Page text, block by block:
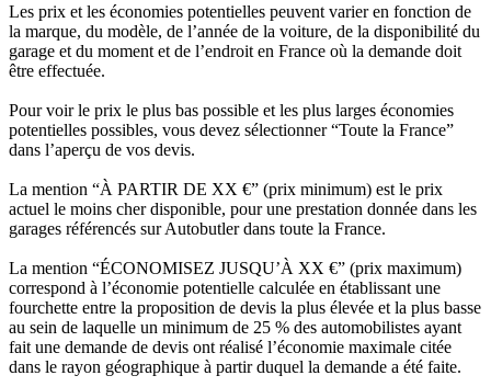
Les prix et les économies potentielles peuvent varier en fonction de
la marque, du modèle, de l’année de la voiture, de la disponibilité du
garage et du moment et de l’endroit en France où la demande doit
être effectuée.
Pour voir le prix le plus bas possible et les plus larges économies
potentielles possibles, vous devez sélectionner “Toute la France”
dans l’aperçu de vos devis.
La mention “À PARTIR DE XX €” (prix minimum) est le prix
actuel le moins cher disponible, pour une prestation donnée dans les
garages référencés sur Autobutler dans toute la France.
La mention “ÉCONOMISEZ JUSQU’À XX €” (prix maximum)
correspond à l’économie potentielle calculée en établissant une
fourchette entre la proposition de devis la plus élevée et la plus basse
au sein de laquelle un minimum de 25 % des automobilistes ayant
fait une demande de devis ont réalisé l’économie maximale citée
dans le rayon géographique à partir duquel la demande a été faite.